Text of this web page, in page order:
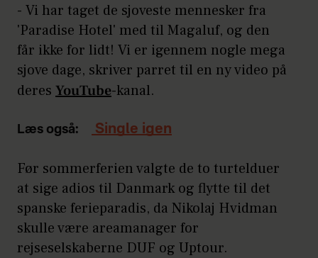
- Vi har taget de sjoveste mennesker fra
'Paradise Hotel' med til Magaluf, og den
får ikke for lidt! Vi er igennem nogle mega
sjove dage, skriver parret til en ny video på
deres YouTube-kanal.
Læs også: Single igen
Før sommerferien valgte de to turtelduer
at sige adios til Danmark og flytte til det
spanske ferieparadis, da Nikolaj Hvidman
skulle være areamanager for
rejseselskaberne DUF og Uptour.